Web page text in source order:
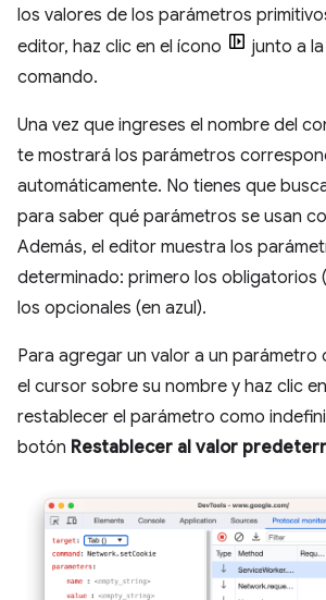
los valores de los parámetros
editor, haz clic en el ícono
junto a
comando.
Una vez que ingreses el nombre del
te mostrará los parámetros
automáticamente. No tienes que
para saber qué parámetros se usan
Además, el editor muestra los
determinado: primero los obligatorios
los opcionales (en azul).
Para agregar un valor a un parámetro
el cursor sobre su nombre y haz clic
restablecer el parámetro como
botón Restablecer al valor